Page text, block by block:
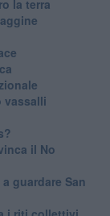
la terra
vassalli
il No
guardare San